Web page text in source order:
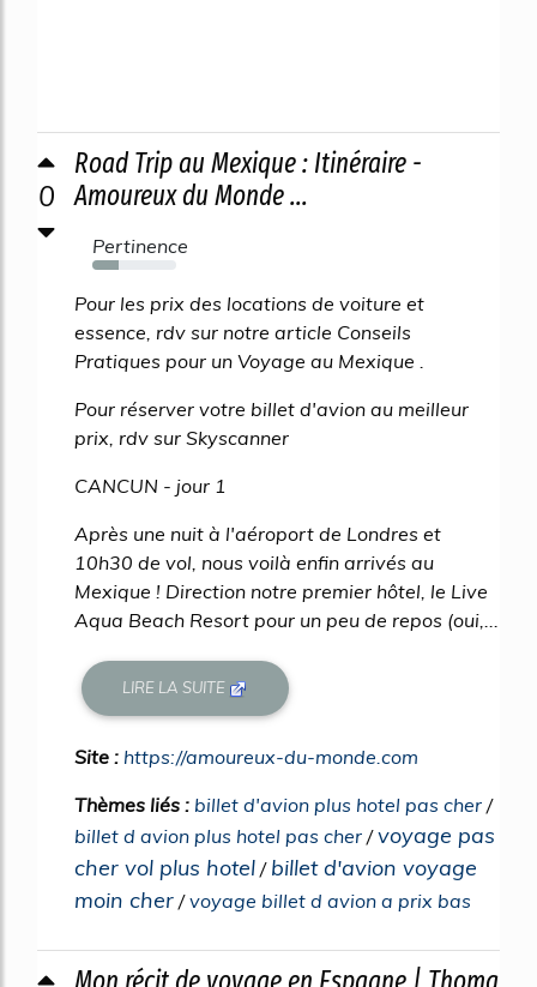
0
Road Trip au Mexique : Itinéraire -
Amoureux du Monde ...
Pertinence
32%
Pour les prix des locations de voiture et
essence, rdv sur notre article Conseils
Pratiques pour un Voyage au Mexique .
Pour réserver votre billet d'avion au meilleur
prix, rdv sur Skyscanner
CANCUN - jour 1
Après une nuit à l'aéroport de Londres et
10h30 de vol, nous voilà enfin arrivés au
Mexique ! Direction notre premier hôtel, le Live
Aqua Beach Resort pour un peu de repos (oui,...
LIRE LA SUITE
Site : https://amoureux-du-monde.com
Thèmes liés : billet d'avion plus hotel pas cher /
billet d avion plus hotel pas cher /voyage pas
cher vol plus hotel / billet d'avion voyage
moin cher /voyage billet d avion a prix bas